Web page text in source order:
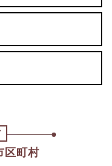
区町村